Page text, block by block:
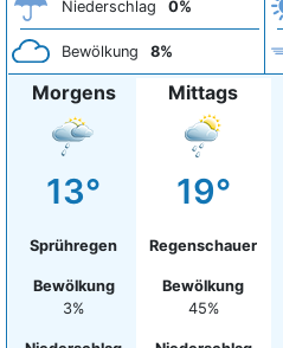
Niederschlag 0%
Bewölkung 8%
Morgens
13°
Sprühregen
Bewölkung
3%
Mittags
19°
Regenschauer
Bewölkung
45%